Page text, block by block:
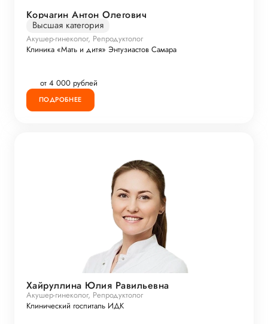
Корчагин Антон Олегович
Высшая категория
Акушер-гинеколог, Репродуктолог
Клиника «Мать и дитя» Энтузиастов Самара
от 4 000 рублей
ПОДРОБНЕЕ
Хайруллина Юлия Равильевна
Акушер-гинеколог, Репродуктолог
Клинический госпиталь ИДК